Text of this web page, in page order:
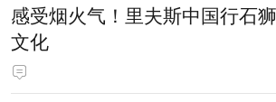
感受烟火气！里夫斯中国行石
文化